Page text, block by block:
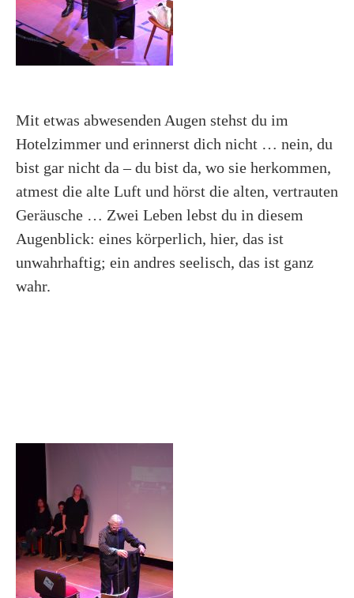
Mit etwas abwesenden Augen stehst du im
Hotelzimmer und erinnerst dich nicht … nein, du
bist gar nicht da – du bist da, wo sie herkommen,
atmest die alte Luft und hörst die alten, vertrauten
Geräusche … Zwei Leben lebst du in diesem
Augenblick: eines körperlich, hier, das ist
unwahrhaftig; ein andres seelisch, das ist ganz
wahr.